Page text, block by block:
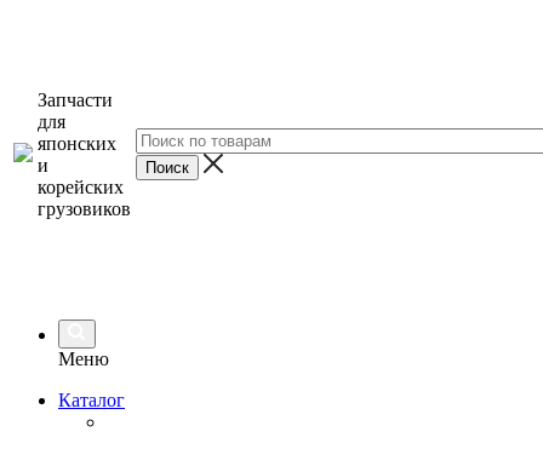
Запчасти
для
японских
и
корейских
грузовиков
Меню
Каталог